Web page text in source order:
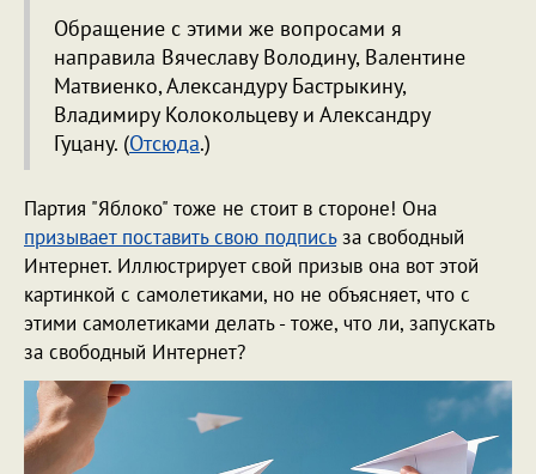
Обращение с этими же вопросами я
направила Вячеславу Володину, Валентине
Матвиенко, Александуру Бастрыкину,
Владимиру Колокольцеву и Александру
Гуцану. (Отсюда.)
Партия "Яблоко" тоже не стоит в стороне! Она
призывает поставить свою подписьза свободный
Интернет. Иллюстрирует свой призыв она вот этой
картинкой с самолетиками, но не объясняет, что с
этими самолетиками делать - тоже, что ли, запускать
за свободный Интернет?